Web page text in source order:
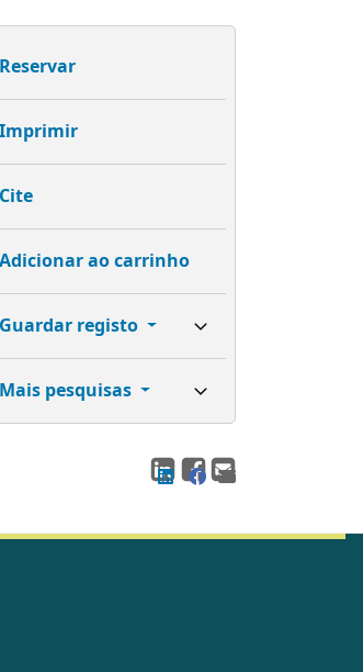
Reservar
Imprimir
Cite
Adicionar ao carrinho
Guardar registo
Mais pesquisas